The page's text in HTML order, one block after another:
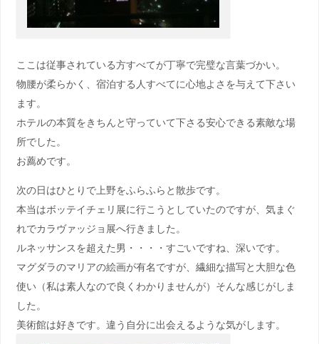
ここは従事されている方すべてが丁寧で完璧な言葉づかい。
物腰が柔らかく、宿泊する人すべてに心地よさを与えて下さい
ます。
ホテルの本質をきちんと守っていて下さる安心できる素敵な場
所でした。
お薦めです。
次の日はひとりで上野をふらふらと散歩です。
本当はボッテイチェリ展に行こうとしていたのですが、気まぐ
れでカラヴァッジョ展へ行きました。
ルネッサンスを超えた男・・・・すごいですね、深いです。
マグダラのマリアの絵画が有名ですが、繊細な描写と大胆な色
使い（私は素人なので良くわかりませんが）そんな感じがしま
した。
美術館は好きです。違う自分に出会えるような気がします。